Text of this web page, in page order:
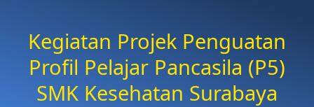
Kegiatan Projek Penguatan
Profil Pelajar Pancasila (P5)
SMK Kesehatan Surabaya